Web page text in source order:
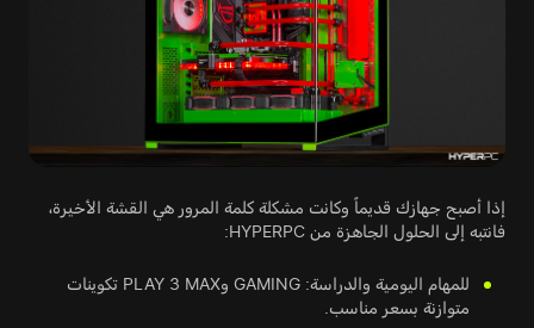
إذا أصبح جهازك قديماً وكانت مشكلة كلمة المرور هي القشة الأخيرة،
فانتبه إلى الحلول الجاهزة من HYPERPC:
للمهام اليومية والدراسة: GAMING وPLAY 3 MAX تكوينات
متوازنة بسعر مناسب.